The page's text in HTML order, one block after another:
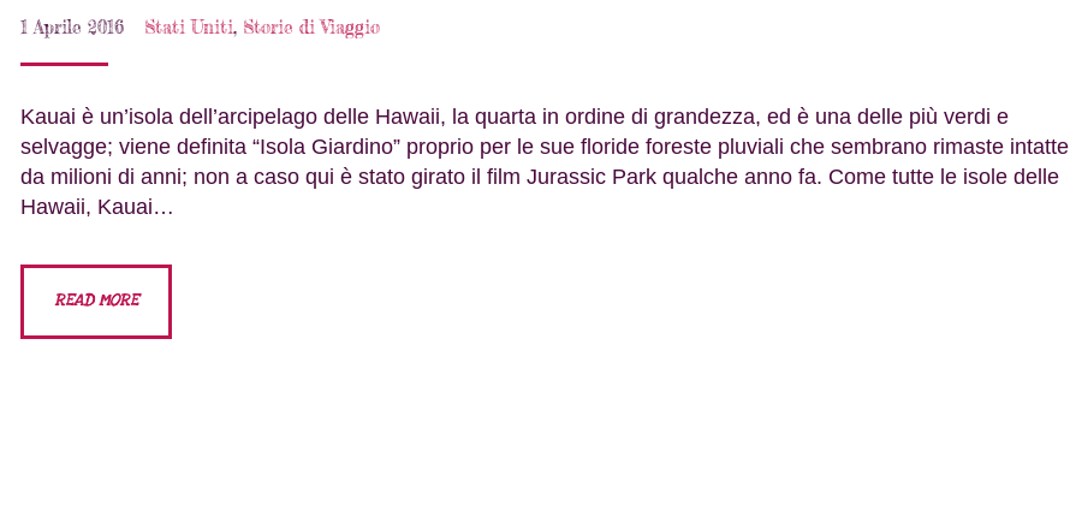
1 Aprile 2016 Stati Uniti, Storie di Viaggio
Kauai è un’isola dell’arcipelago delle Hawaii, la quarta in ordine di grandezza, ed è una delle più verdi e
selvagge; viene definita “Isola Giardino” proprio per le sue floride foreste pluviali che sembrano rimaste intatte
da milioni di anni; non a caso qui è stato girato il film Jurassic Park qualche anno fa. Come tutte le isole delle
Hawaii, Kauai…
READ MORE